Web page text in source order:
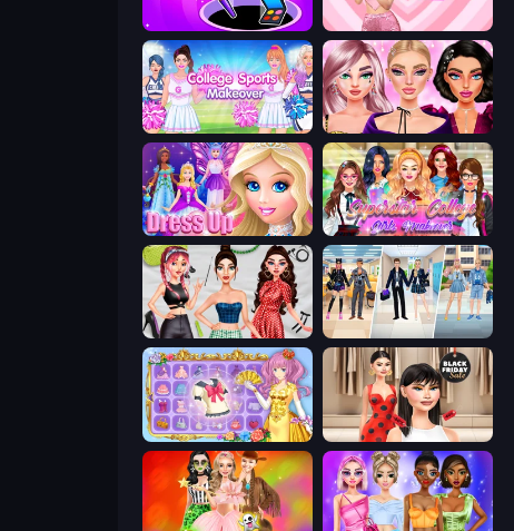
Make Up Hole What's In My Bag
College Sport Team Makeover New Year Makeup Trends
Princess Dress Up Superstar College Girls Makeover
Brat Girl Summer College Girl & Boy Makeover
Anime Princess Dress Up Shopaholic Black Friday